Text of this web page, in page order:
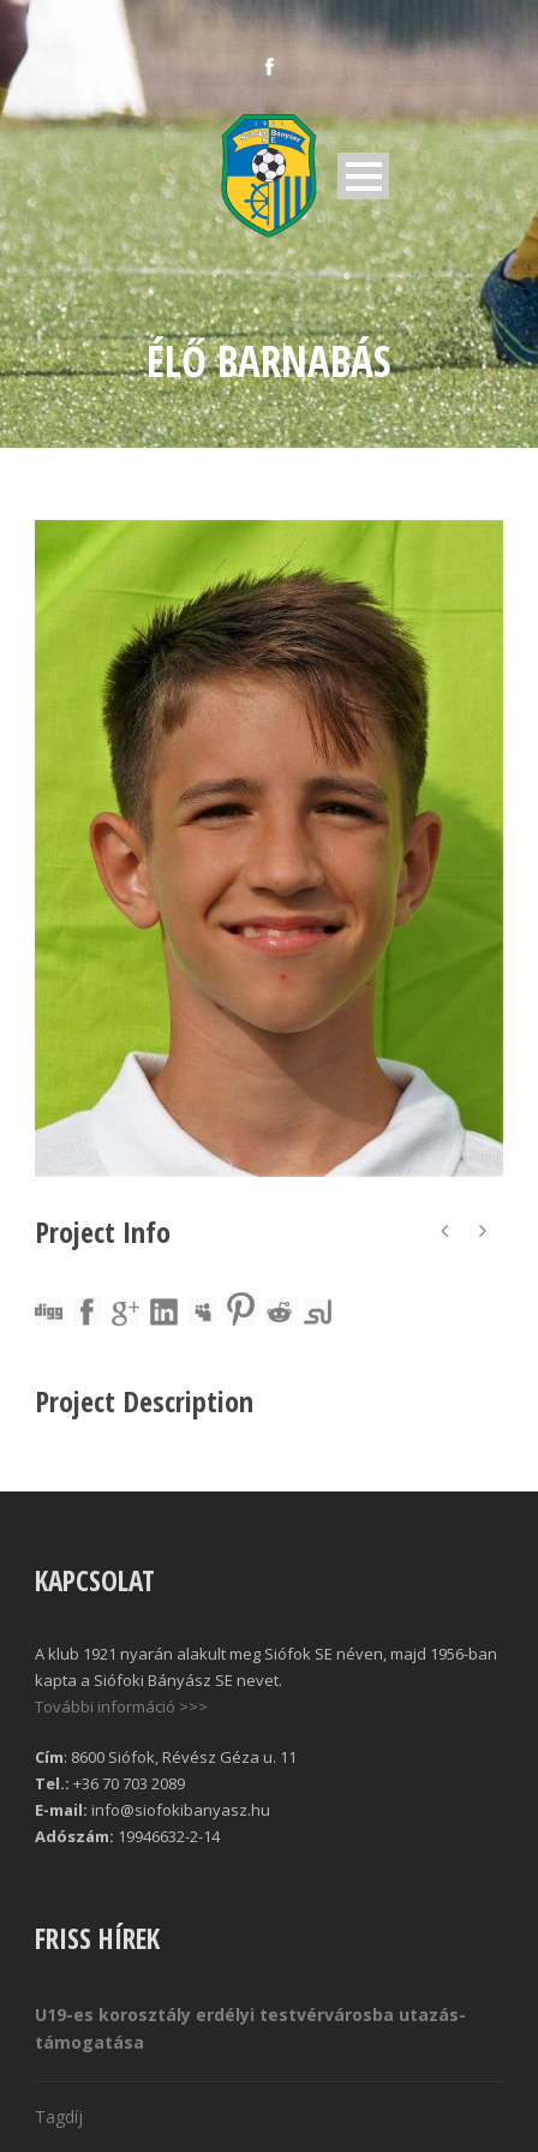
ÉLŐ BARNABÁS
Project Info
Project Description
KAPCSOLAT
A klub 1921 nyarán alakult meg Siófok SE néven, majd 1956-ban
kapta a Siófoki Bányász SE nevet.
További információ >>>
Cím: 8600 Siófok, Révész Géza u. 11
Tel.: +36 70 703 2089
E-mail: info@siofokibanyasz.hu
Adószám: 19946632-2-14
FRISS HÍREK
U19-es korosztály erdélyi testvérvárosba utazás-
támogatása
Tagdíj